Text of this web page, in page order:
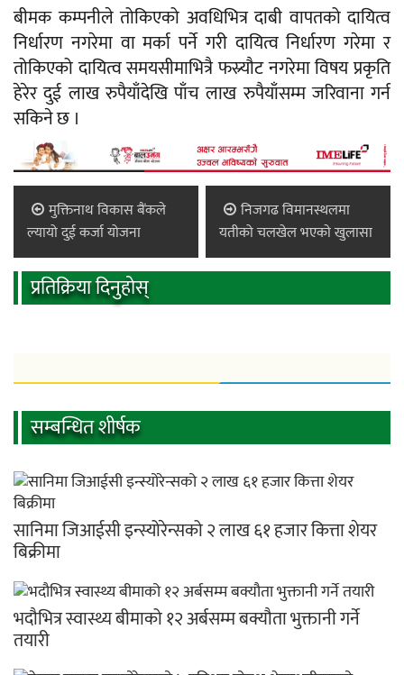
बीमक कम्पनीले तोकिएको अवधिभित्र दाबी वापतको दायित्व
निर्धारण नगरेमा वा मर्का पर्ने गरी दायित्व निर्धारण गरेमा र
तोकिएको दायित्व समयसीमाभित्रै फस्र्यौट नगरेमा विषय प्रकृति
हेरेर दुई लाख रुपैयाँदेखि पाँच लाख रुपैयाँसम्म जरिवाना गर्न
सकिने छ ।
मुक्तिनाथ विकास बैंकले
ल्यायो दुई कर्जा योजना
निजगढ विमानस्थलमा
यतीको चलखेल भएकाे खुलासा
प्रतिक्रिया दिनुहोस्
सम्बन्धित शीर्षक
सानिमा जिआईसी इन्स्योरेन्सको २ लाख ६१ हजार कित्ता शेयर
बिक्रीमा
भदौभित्र स्वास्थ्य बीमाको १२ अर्बसम्म बक्यौता भुक्तानी गर्ने
तयारी